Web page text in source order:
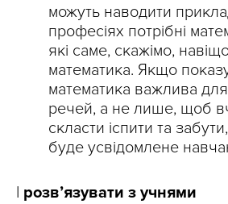
можуть наводити
професіях потрібні
які саме, скажімо,
математика. Якщо
математика важлива
речей, а не лише, щоб
скласти іспити та
буде усвідомлене
І розв’язувати з учнями